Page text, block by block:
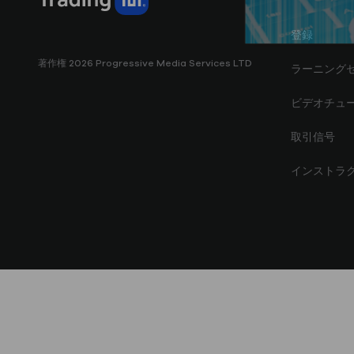
著作権 2026 Progressive Media Services LTD
登録
ラーニング
ビデオチュ
取引信号
インストラ